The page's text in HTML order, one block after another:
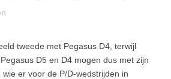
tweede met Pegasus D4, terwijl
D5 en D4 mogen dus met zijn
er voor de P/D-wedstrijden in